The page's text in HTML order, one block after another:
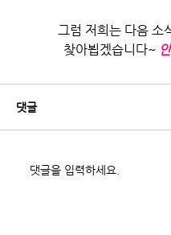
그럼 저희는 다음 소
찾아뵙겠습니다~
댓글
댓글을 입력하세요.